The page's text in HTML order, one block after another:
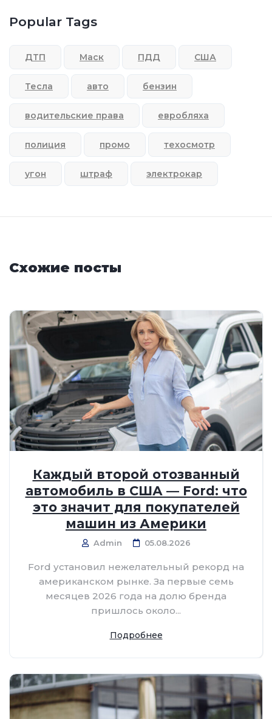
Popular Tags
ДТП Маск ПДД США
Тесла авто бензин
водительские права евробляха
полиция промо техосмотр
угон штраф электрокар
Схожие посты
Каждый второй отозванный
автомобиль в США — Ford: что
это значит для покупателей
машин из Америки
Admin 05.08.2026
Ford установил нежелательный рекорд на
американском рынке. За первые семь
месяцев 2026 года на долю бренда
пришлось около...
Подробнее